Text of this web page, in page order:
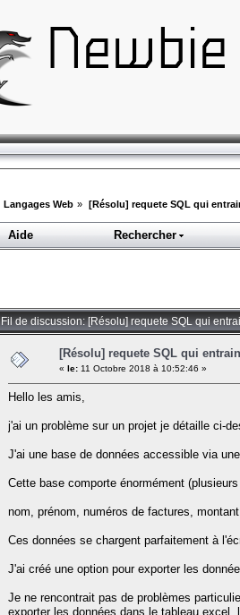
Langages Web » [Résolu] requete SQL qui
Aide Rechercher
Fil de discussion: [Résolu] requete SQL qui
[Résolu] requete SQL qui
« le: 11 Octobre 2018 à 10:52:46 »
Hello les amis,
j'ai un problème sur un projet je détaille ci-
J'ai une base de données accessible via
Cette base comporte énormément
nom, prénom, numéros de factures,
Ces données se chargent parfaitement à
J'ai créé une option pour exporter les
Je ne rencontrait pas de problèmes
exporter les données dans le tableau excel,